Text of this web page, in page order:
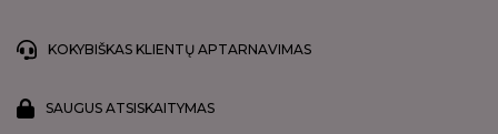
KOKYBIŠKAS KLIENTŲ APTARNAVIMAS
SAUGUS ATSISKAITYMAS